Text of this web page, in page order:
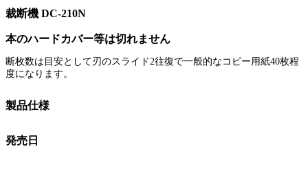
裁断機 DC-210N
本のハードカバー等は切れません
断枚数は目安として刃のスライド2往復で一般的なコピー用紙40枚程
度になります。
製品仕様
発売日